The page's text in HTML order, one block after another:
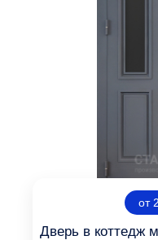
от
Дверь в коттедж